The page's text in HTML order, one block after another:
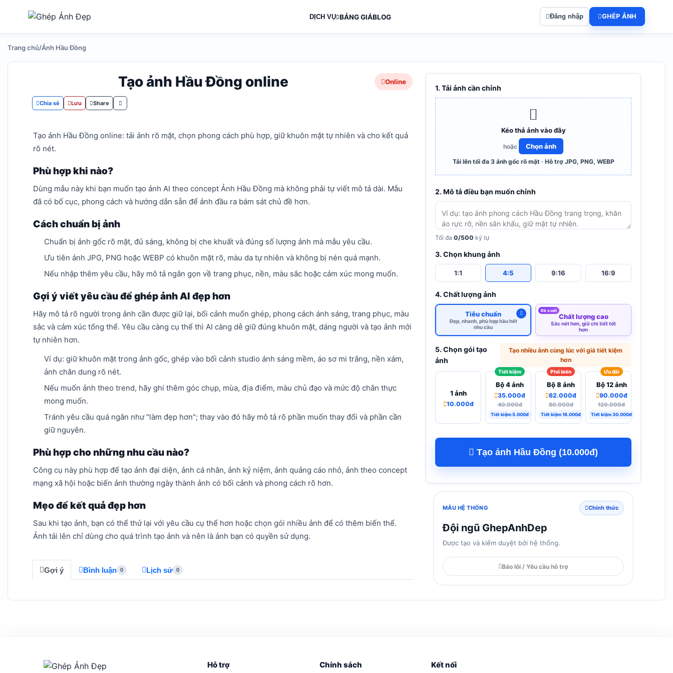
DỊCH VỤ BẢNG GIÁBLOG Đăng nhập GHÉP ẢNH
Trang chủ/Ảnh Hầu Đồng
Tạo ảnh Hầu Đồng online Online
Chia sẻ Lưu Share
Tạo ảnh Hầu Đồng online: tải ảnh rõ mặt, chọn phong cách phù hợp, giữ khuôn mặt tự nhiên và cho kết quả
rõ nét.
Phù hợp khi nào?
Dùng mẫu này khi bạn muốn tạo ảnh AI theo concept Ảnh Hầu Đồng mà không phải tự viết mô tả dài. Mẫu
đã có bố cục, phong cách và hướng dẫn sẵn để ảnh đầu ra bám sát chủ đề hơn.
Cách chuẩn bị ảnh
Chuẩn bị ảnh gốc rõ mặt, đủ sáng, không bị che khuất và đúng số lượng ảnh mà mẫu yêu cầu.
Ưu tiên ảnh JPG, PNG hoặc WEBP có khuôn mặt rõ, màu da tự nhiên và không bị nén quá mạnh.
Nếu nhập thêm yêu cầu, hãy mô tả ngắn gọn về trang phục, nền, màu sắc hoặc cảm xúc mong muốn.
Gợi ý viết yêu cầu để ghép ảnh AI đẹp hơn
Hãy mô tả rõ người trong ảnh cần được giữ lại, bối cảnh muốn ghép, phong cách ánh sáng, trang phục, màu
sắc và cảm xúc tổng thể. Yêu cầu càng cụ thể thì AI càng dễ giữ đúng khuôn mặt, dáng người và tạo ảnh mới
tự nhiên hơn.
Ví dụ: giữ khuôn mặt trong ảnh gốc, ghép vào bối cảnh studio ánh sáng mềm, áo sơ mi trắng, nền xám,
ảnh chân dung rõ nét.
Nếu muốn ảnh theo trend, hãy ghi thêm góc chụp, mùa, địa điểm, màu chủ đạo và mức độ chân thực
mong muốn.
Tránh yêu cầu quá ngắn như "làm đẹp hơn"; thay vào đó hãy mô tả rõ phần muốn thay đổi và phần cần
giữ nguyên.
Phù hợp cho những nhu cầu nào?
Công cụ này phù hợp để tạo ảnh đại diện, ảnh cá nhân, ảnh kỷ niệm, ảnh quảng cáo nhỏ, ảnh theo concept
mạng xã hội hoặc biến ảnh thường ngày thành ảnh có bối cảnh và phong cách rõ hơn.
Mẹo để kết quả đẹp hơn
Sau khi tạo ảnh, bạn có thể thử lại với yêu cầu cụ thể hơn hoặc chọn gói nhiều ảnh để có thêm biến thể.
Ảnh tải lên chỉ dùng cho quá trình tạo ảnh và nên là ảnh bạn có quyền sử dụng.
Gợi ý Bình luận 0 Lịch sử 0
1. Tải ảnh cần chỉnh
Kéo thả ảnh vào đây
hoặc Chọn ảnh
Tải lên tối đa 3 ảnh gốc rõ mặt · Hỗ trợ JPG, PNG, WEBP
2. Mô tả điều bạn muốn chỉnh
Tối đa 0/500 ký tự
3. Chọn khung ảnh
1:1 4:5 9:16 16:9
4. Chất lượng ảnh
Tiêu chuẩn
Đẹp, nhanh, phù hợp hầu hết
nhu cầu
Đề xuất
Chất lượng cao
Sắc nét hơn, giữ chi tiết tốt
hơn
5. Chọn gói tạo
ảnh
Tạo nhiều ảnh cùng lúc với giá tiết kiệm
hơn
1 ảnh
10.000đ
Tiết kiệm
Bộ 4 ảnh
35.000đ
40.000đ
Tiết kiệm 5.000đ
Phổ biến
Bộ 8 ảnh
62.000đ
80.000đ
Tiết kiệm 18.000đ
Ưu đãi
Bộ 12 ảnh
90.000đ
120.000đ
Tiết kiệm 30.000đ
Tạo ảnh Hầu Đồng (10.000đ)
MẪU HỆ THỐNG Chính thức
Đội ngũ GhepAnhDep
Được tạo và kiểm duyệt bởi hệ thống.
Báo lỗi / Yêu cầu hỗ trợ
Hỗ trợ Chính sách Kết nối